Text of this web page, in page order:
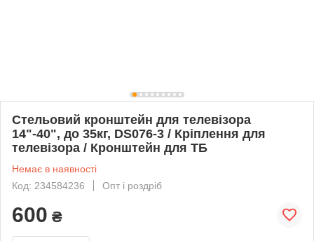
Стельовий кронштейн для телевізора
14"-40", до 35кг, DS076-3 / Кріплення для
телевізора / Кронштейн для ТБ
Немає в наявності
Код: 234584236
Опт і роздріб
600 ₴